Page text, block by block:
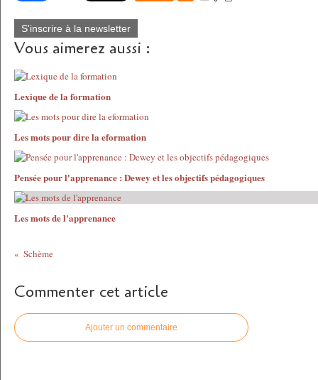
S'inscrire à la newsletter
Vous aimerez aussi :
Lexique de la formation
Les mots pour dire la eformation
Pensée pour l'apprenance : Dewey et les objectifs pédagogiques
Les mots de l'apprenance
Schème
Commenter cet article
Ajouter un commentaire